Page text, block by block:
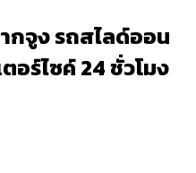
กจูง รถสไลด์ออน
อร์ไซค์ 24 ชั่วโมง